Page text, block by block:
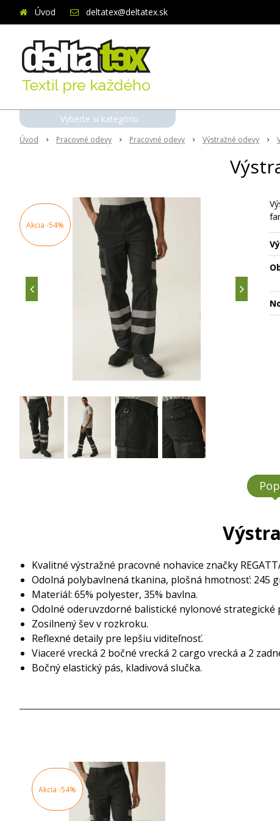
Úvod deltatex@deltatex.sk
Úvod Pracovné odevy Pracovné odevy Výstražné odevy
Akcia -54%
Kvalitné výstražné pracovné nohavice značky
Odolná polybavlnená tkanina, plošná hmotnosť: 245
Materiál: 65% polyester, 35% bavlna.
Odolné oderuvzdorné balistické nylonové
Zosilnený šev v rozkroku.
Reflexné detaily pre lepšiu viditeľnosť.
Viaceré vrecká 2 bočné vrecká 2 cargo vrecká a 2
Bočný elastický pás, kladivová slučka.
Akcia -54%
Vyberte si kategóriu